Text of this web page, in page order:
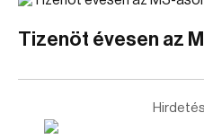
Tizenöt évesen az
Hirdetés